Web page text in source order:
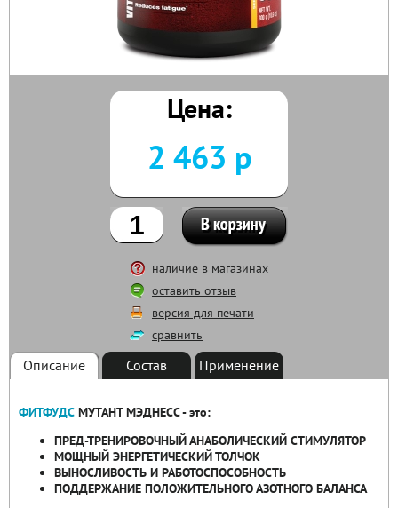
Цена:
2 463 р
наличие в магазинах
оставить отзыв
версия для печати
сравнить
Описание Состав Применение
ФИТФУДС МУТАНТ МЭДНЕСС - это:
ПРЕД-ТРЕНИРОВОЧНЫЙ АНАБОЛИЧЕСКИЙ СТИМУЛЯТОР
МОЩНЫЙ ЭНЕРГЕТИЧЕСКИЙ ТОЛЧОК
ВЫНОСЛИВОСТЬ И РАБОТОСПОСОБНОСТЬ
ПОДДЕРЖАНИЕ ПОЛОЖИТЕЛЬНОГО АЗОТНОГО БАЛАНСА